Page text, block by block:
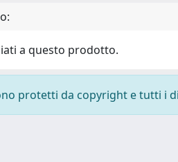
a questo prodotto.
protetti da copyright e tutti i